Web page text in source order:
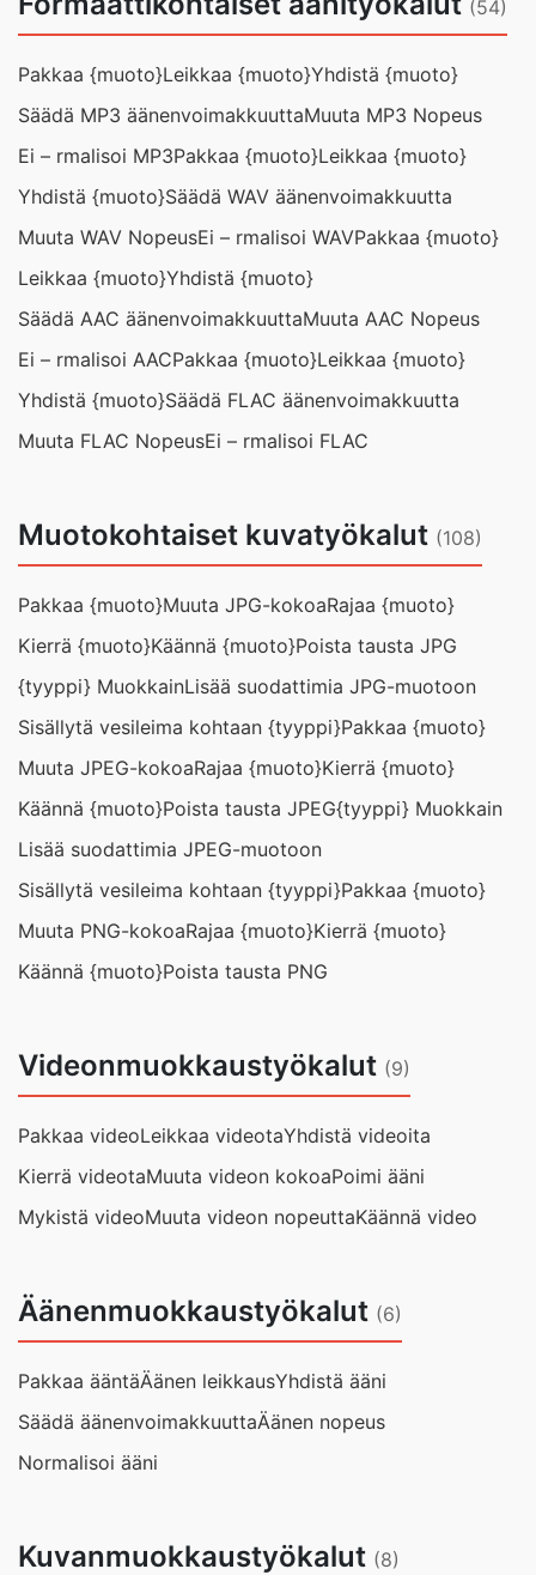
(54)
Pakkaa {muoto}Leikkaa {muoto}Yhdistä {muoto}
Säädä MP3 äänenvoimakkuuttaMuuta MP3 Nopeus
Ei – rmalisoi MP3Pakkaa {muoto}Leikkaa {muoto}
Yhdistä {muoto}Säädä WAV äänenvoimakkuutta
Muuta WAV NopeusEi – rmalisoi WAVPakkaa {muoto}
Leikkaa {muoto}Yhdistä {muoto}
Säädä AAC äänenvoimakkuuttaMuuta AAC Nopeus
Ei – rmalisoi AACPakkaa {muoto}Leikkaa {muoto}
Yhdistä {muoto}Säädä FLAC äänenvoimakkuutta
Muuta FLAC NopeusEi – rmalisoi FLAC
Muotokohtaiset kuvatyökalut (108)
Pakkaa {muoto}Muuta JPG-kokoaRajaa {muoto}
Kierrä {muoto}Käännä {muoto}Poista tausta JPG
{tyyppi} MuokkainLisää suodattimia JPG-muotoon
Sisällytä vesileima kohtaan {tyyppi}Pakkaa {muoto}
Muuta JPEG-kokoaRajaa {muoto}Kierrä {muoto}
Käännä {muoto}Poista tausta JPEG{tyyppi} Muokkain
Lisää suodattimia JPEG-muotoon
Sisällytä vesileima kohtaan {tyyppi}Pakkaa {muoto}
Muuta PNG-kokoaRajaa {muoto}Kierrä {muoto}
Käännä {muoto}Poista tausta PNG
Videonmuokkaustyökalut (9)
Pakkaa videoLeikkaa videotaYhdistä videoita
Kierrä videotaMuuta videon kokoaPoimi ääni
Mykistä videoMuuta videon nopeuttaKäännä video
Äänenmuokkaustyökalut (6)
Pakkaa ääntäÄänen leikkausYhdistä ääni
Säädä äänenvoimakkuuttaÄänen nopeus
Normalisoi ääni
Kuvanmuokkaustyökalut (8)